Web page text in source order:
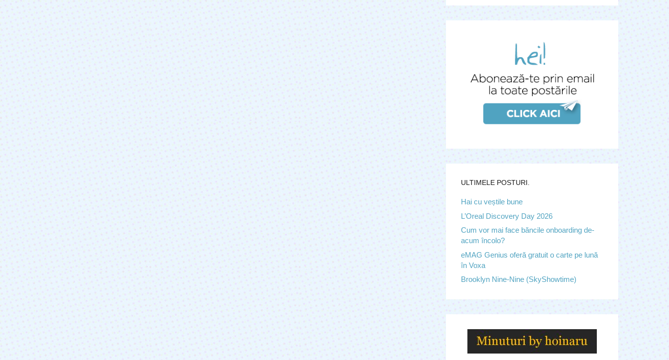
ULTIMELE POSTURI.
Hai cu veștile bune
L’Oreal Discovery Day 2026
Cum vor mai face băncile onboarding de-
acum încolo?
eMAG Genius oferă gratuit o carte pe lună
în Voxa
Brooklyn Nine-Nine (SkyShowtime)